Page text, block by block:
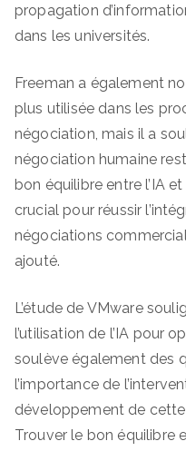
propagation
dans les universités.
Freeman a également
plus utilisée dans les
négociation, mais il a
négociation humaine
bon équilibre entre l’IA
crucial pour réussir
négociations
ajouté.
L’étude de VMware
l’utilisation de l’IA pour
soulève également des
l’importance de
développement de
Trouver le bon équilibre